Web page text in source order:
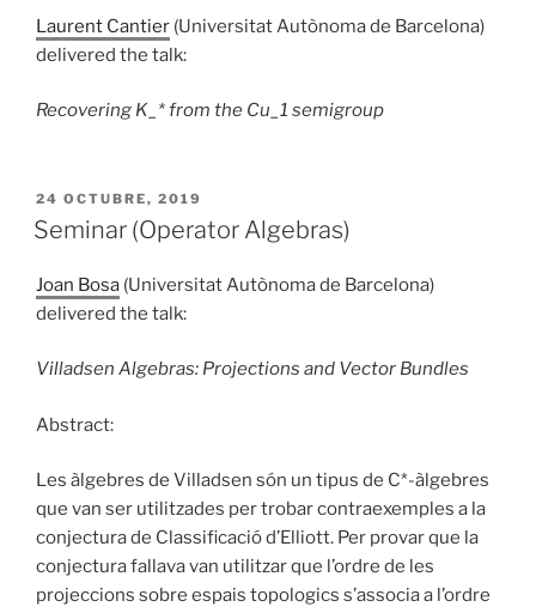
Laurent Cantier (Universitat Autònoma de Barcelona)
delivered the talk:
Recovering K_* from the Cu_1 semigroup
PUBLICAT
A
24 OCTUBRE, 2019
Seminar (Operator Algebras)
Joan Bosa (Universitat Autònoma de Barcelona)
delivered the talk:
Villadsen Algebras: Projections and Vector Bundles
Abstract:
Les àlgebres de Villadsen són un tipus de C*-àlgebres
que van ser utilitzades per trobar contraexemples a la
conjectura de Classificació d’Elliott. Per provar que la
conjectura fallava van utilitzar que l’ordre de les
projeccions sobre espais topologics s’associa a l’ordre